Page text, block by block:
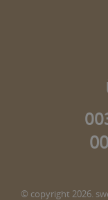
© copyright 2026.